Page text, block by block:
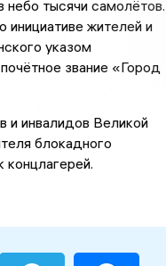
тысячи самолётов.
жителей и
указом
звание «Город
и инвалидов Великой
блокадного
концлагерей.